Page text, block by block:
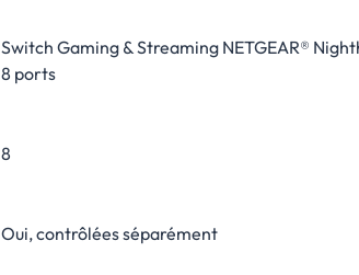
Switch Gaming & Streaming NETGEAR®
8 ports
8
Oui, contrôlées séparément